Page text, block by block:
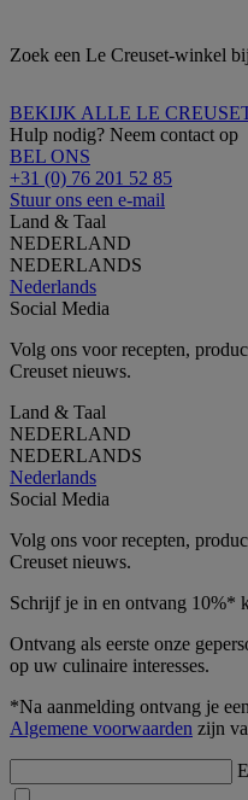
Zoek een Le Creuset-winkel
BEKIJK ALLE LE
Hulp nodig? Neem contact op
BEL ONS
+31 (0) 76 201 52 85
Stuur ons een e-mail
Land & Taal
NEDERLAND
NEDERLANDS
Nederlands
Social Media
Volg ons voor recepten,
Creuset nieuws.
Land & Taal
NEDERLAND
NEDERLANDS
Nederlands
Social Media
Volg ons voor recepten,
Creuset nieuws.
Schrijf je in en ontvang 10%*
Ontvang als eerste onze
op uw culinaire interesses.
*Na aanmelding ontvang je
Algemene voorwaarden zijn